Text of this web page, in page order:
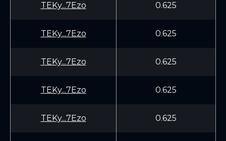
TEKy...7Ezo 0.625
TEKy...7Ezo 0.625
TEKy...7Ezo 0.625
TEKy...7Ezo 0.625
TEKy...7Ezo 0.625